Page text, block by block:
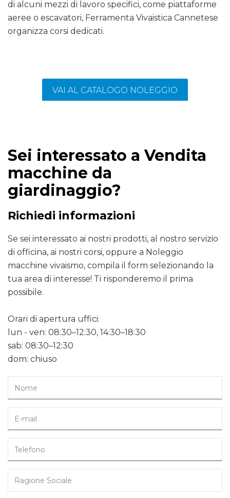
di alcuni mezzi di lavoro specifici, come piattaforme
aeree o escavatori, Ferramenta Vivaistica Cannetese
organizza corsi dedicati.
VAI AL CATALOGO NOLEGGIO
Sei interessato a Vendita
macchine da
giardinaggio?
Richiedi informazioni
Se sei interessato ai nostri prodotti, al nostro servizio
di officina, ai nostri corsi, oppure a Noleggio
macchine vivaismo, compila il form selezionando la
tua area di interesse! Ti risponderemo il prima
possibile.
Orari di apertura uffici:
lun - ven: 08:30–12:30, 14:30–18:30
sab: 08:30–12:30
dom: chiuso